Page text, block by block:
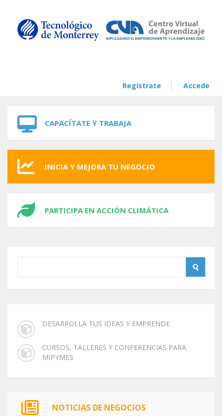
Regístrate Accede
CAPACÍTATE Y TRABAJA
INICIA Y MEJORA TU NEGOCIO
PARTICIPA EN ACCIÓN CLIMÁTICA
DESARROLLA TUS IDEAS Y EMPRENDE
CURSOS, TALLERES Y CONFERENCIAS PARA
MIPYMES
NOTICIAS DE NEGOCIOS